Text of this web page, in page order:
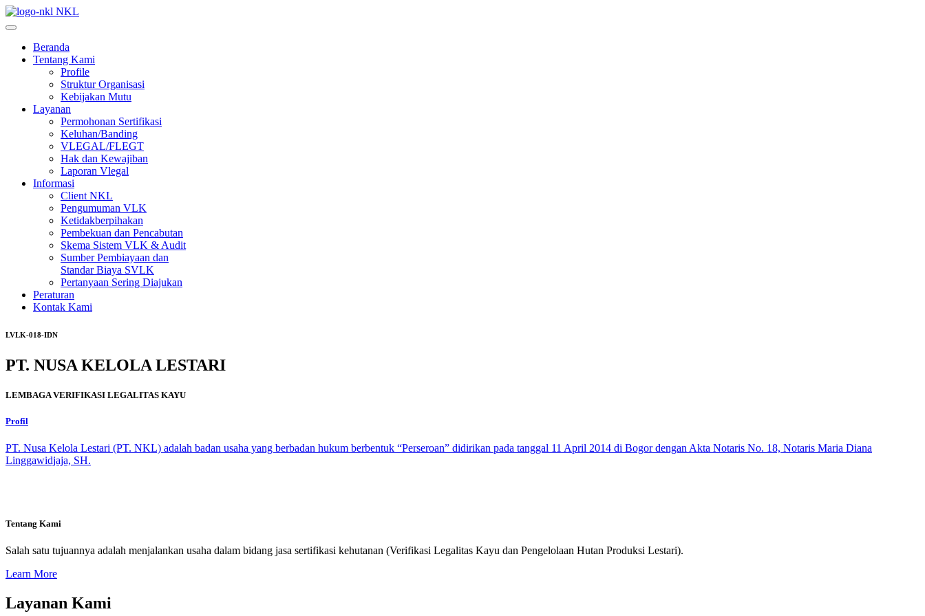
NKL
Beranda
Tentang Kami
Profile
Struktur Organisasi
Kebijakan Mutu
Layanan
Permohonan Sertifikasi
Keluhan/Banding
VLEGAL/FLEGT
Hak dan Kewajiban
Laporan Vlegal
Informasi
Client NKL
Pengumuman VLK
Ketidakberpihakan
Pembekuan dan Pencabutan
Skema Sistem VLK & Audit
Sumber Pembiayaan dan
Standar Biaya SVLK
Pertanyaan Sering Diajukan
Peraturan
Kontak Kami
LVLK-018-IDN
PT. NUSA KELOLA LESTARI
LEMBAGA VERIFIKASI LEGALITAS KAYU
Profil
PT. Nusa Kelola Lestari (PT. NKL) adalah badan usaha yang berbadan hukum berbentuk “Perseroan” didirikan pada tanggal 11 April 2014 di Bogor dengan Akta Notaris No. 18, Notaris Maria Diana
Linggawidjaja, SH.
Tentang Kami
Salah satu tujuannya adalah menjalankan usaha dalam bidang jasa sertifikasi kehutanan (Verifikasi Legalitas Kayu dan Pengelolaan Hutan Produksi Lestari).
Learn More
Layanan Kami